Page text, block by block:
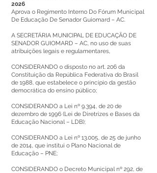
2026
Aprova o Regimento Interno Do Fórum Municipal
De Educação De Senador Guiomard – AC.
A SECRETÁRIA MUNICIPAL DE EDUCAÇÃO DE
SENADOR GUIOMARD – AC, no uso de suas
atribuições legais e regulamentares,
CONSIDERANDO o disposto no art. 206 da
Constituição da República Federativa do Brasil
de 1988, que estabelece o princípio da gestão
democrática do ensino público;
CONSIDERANDO a Lei nº 9.394, de 20 de
dezembro de 1996 (Lei de Diretrizes e Bases da
Educação Nacional – LDB);
CONSIDERANDO a Lei nº 13.005, de 25 de junho
de 2014, que institui o Plano Nacional de
Educação – PNE;
CONSIDERANDO o Decreto Municipal nº 292, de